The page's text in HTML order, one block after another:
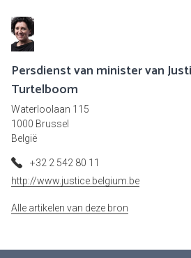
Persdienst van minister van
Turtelboom
Waterloolaan 115
1000 Brussel
België
+32 2 542 80 11
http://www.justice.belgium.be
Alle artikelen van deze bron